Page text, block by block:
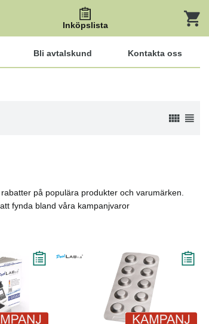
Inköpslista
Bli avtalskund Kontakta oss
på populära produkter och varumärken.
fynda bland våra kampanjvaror
Läs mer Köp Läs mer